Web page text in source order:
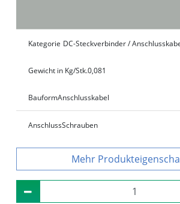
Kategorie DC-Steckverbinder /
Gewicht in Kg/Stk.0,081
BauformAnschlusskabel
AnschlussSchrauben